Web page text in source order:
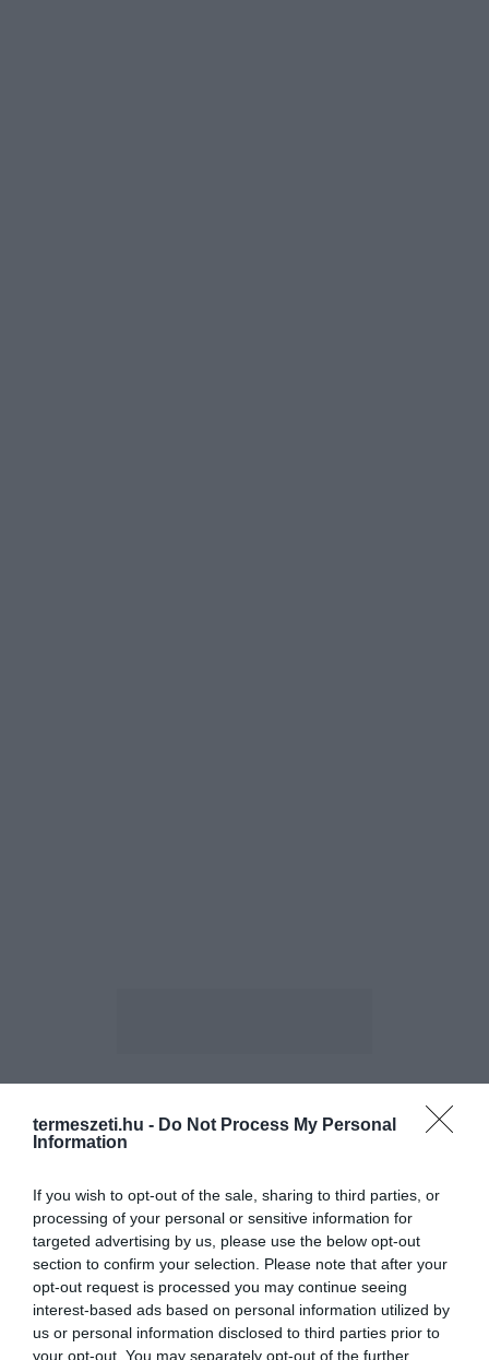
termeszeti.hu - Do Not Process My Personal
Information
If you wish to opt-out of the sale, sharing to third parties, or
processing of your personal or sensitive information for
targeted advertising by us, please use the below opt-out
section to confirm your selection. Please note that after your
opt-out request is processed you may continue seeing
interest-based ads based on personal information utilized by
us or personal information disclosed to third parties prior to
your opt-out. You may separately opt-out of the further
ELŐZŐ CIKK
BEFEJEZETLEN KIFESTŐRE HASONLÍT A KÜLÖNLEGES, TÖRPE
KÖVETKEZŐ CIKK
SZEMEK NÉLKÜL KAPHATÓK JAPÁN HÍRES BABÁI, A DARUMA
BABÁK